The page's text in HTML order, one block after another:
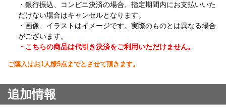
・銀行振込、コンビニ決済の場合、指定期間内にお支払いいた
だけない場合はキャンセルとなります。
・画像、イラストはイメージです。実際のものとは異なる場合
がございます。
・こちらの商品は代引き決済をご利用いただけません。
ご購入はお1人様5点までとさせて頂きます。
追加情報